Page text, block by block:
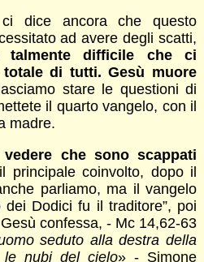
dice ancora che questo
ad avere degli scatti,
talmente difficile che ci
di tutti. Gesù muore
stare le questioni di
il quarto vangelo, con il
madre.
che sono scappati
principale coinvolto, dopo il
parliamo, ma il vangelo
dei Dodici fu il traditore”, poi
confessa, - Mc 14,62-63
seduto alla destra della
nubi del cielo» - Simone